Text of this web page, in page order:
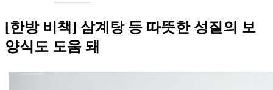
[한방 비책] 삼계탕 등 따뜻한 성질의 보
양식도 도움 돼